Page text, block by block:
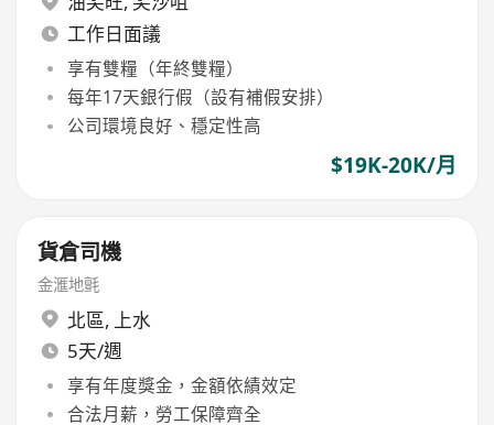
工作日面議
享有雙糧（年終雙糧）
每年17天銀行假（設有補假安排）
公司環境良好、穩定性高
$19K-20K/月
貨倉司機
金滙地氈
北區, 上水
5天/週
享有年度獎金，金額依績效定
合法月薪，勞工保障齊全